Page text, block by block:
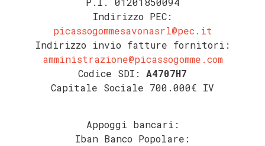
Indirizzo PEC:
picassogommesavonasrl@pec.it
Indirizzo invio fatture fornitori:
amministrazione@picassogomme.com
Codice SDI: A4707H7
Capitale Sociale 700.000€ IV
Appoggi bancari:
Iban Banco Popolare: